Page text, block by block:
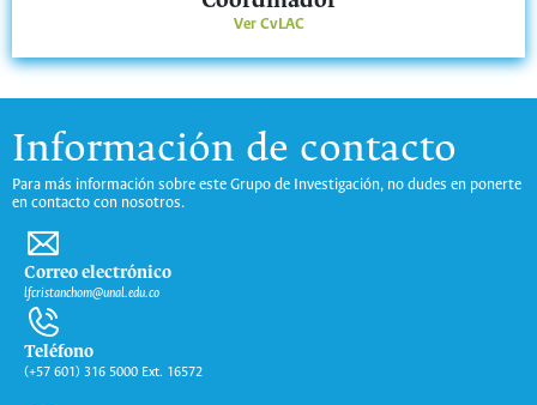
Ver CvLAC
Información de contacto
Para más información sobre este Grupo de Investigación, no dudes en ponerte
en contacto con nosotros.
Correo electrónico
lfcristanchom@unal.edu.co
Teléfono
(+57 601) 316 5000 Ext. 16572